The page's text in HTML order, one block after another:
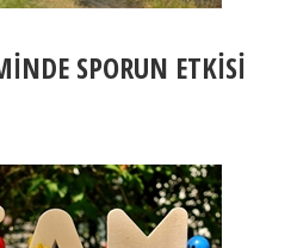
SPORUN ETKİSİ